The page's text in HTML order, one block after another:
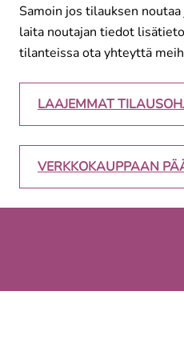
Samoin jos tilauksen
laita noutajan tiedot
tilanteissa ota yhteyttä
LAAJEMMAT
VERKKOKAUPPAAN